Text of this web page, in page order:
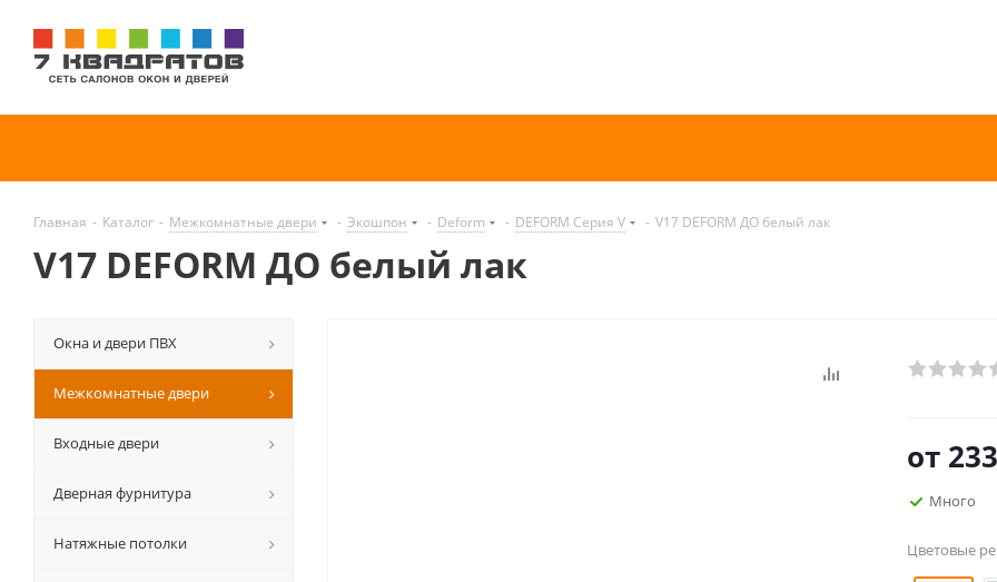
Главная - Каталог - Межкомнатные двери - Экошпон - Deform - DEFORM Серия V - V17 DEFORM ДО белый лак
V17 DEFORM ДО белый лак
от
Много
Цветовые
Окна и двери ПВХ
Межкомнатные двери
Входные двери
Дверная фурнитура
Натяжные потолки